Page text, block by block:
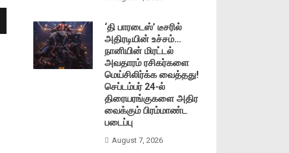
‘தி பாரடைஸ்’ டீசரில்
அதிரடியின் உச்சம்…
நானியின் மிரட்டல்
அவதாரம் ரசிகர்களை
மெய்சிலிர்க்க வைத்தது!
செப்டம்பர் 24-ல்
திரையரங்குகளை அதிர
வைக்கும் பிரம்மாண்ட
படைப்பு
August 7, 2026